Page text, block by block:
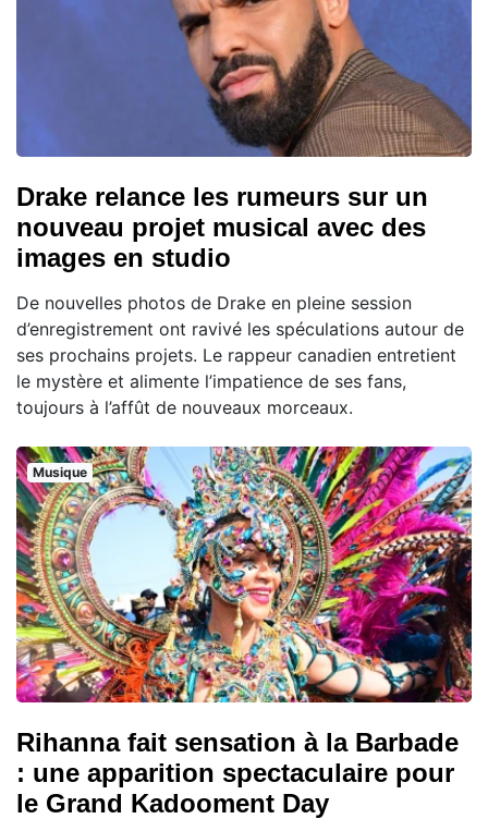
Drake relance les rumeurs sur un
nouveau projet musical avec des
images en studio
De nouvelles photos de Drake en pleine session
d’enregistrement ont ravivé les spéculations autour de
ses prochains projets. Le rappeur canadien entretient
le mystère et alimente l’impatience de ses fans,
toujours à l’affût de nouveaux morceaux.
Musique
Rihanna fait sensation à la Barbade
: une apparition spectaculaire pour
le Grand Kadooment Day